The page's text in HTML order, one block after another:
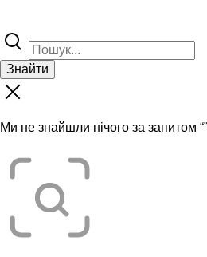
Знайти
Ми не знайшли нічого за запитом “”